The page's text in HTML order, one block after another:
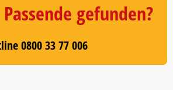
gefunden?
0800 33 77 006